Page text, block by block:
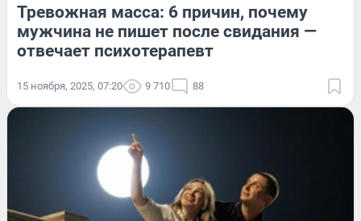
Тревожная масса: 6 причин, почему
мужчина не пишет после свидания —
отвечает психотерапевт
15 ноября, 2025, 07:20 9 710 88